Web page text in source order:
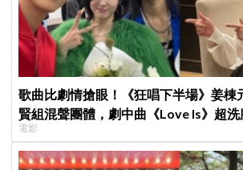
歌曲比劇情搶眼！《狂唱下半場》姜棟
賢組混聲團體，劇中曲《Love Is》超洗
電影